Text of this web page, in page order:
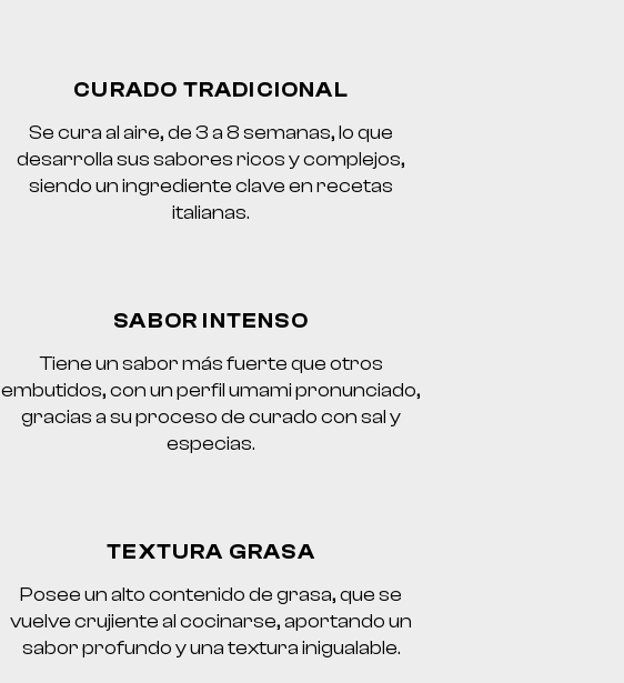
CURADO TRADICIONAL
Se cura al aire, de 3 a 8 semanas, lo que
desarrolla sus sabores ricos y complejos,
siendo un ingrediente clave en recetas
italianas.
SABOR INTENSO
Tiene un sabor más fuerte que otros
embutidos, con un perfil umami pronunciado,
gracias a su proceso de curado con sal y
especias.
TEXTURA GRASA
Posee un alto contenido de grasa, que se
vuelve crujiente al cocinarse, aportando un
sabor profundo y una textura inigualable.